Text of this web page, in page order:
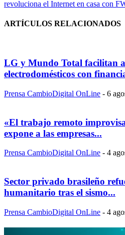
revoluciona el Internet en casa con
ARTÍCULOS RELACIONADOS
LG y Mundo Total facilitan
electrodomésticos con
Prensa CambioDigital OnLine - 6
«El trabajo remoto
expone a las empresas...
Prensa CambioDigital OnLine - 4
Sector privado brasileño
humanitario tras el sismo...
Prensa CambioDigital OnLine - 4